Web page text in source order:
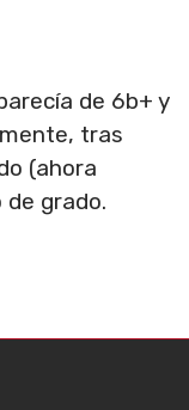
de 6b+ y
tras
(ahora
grado.